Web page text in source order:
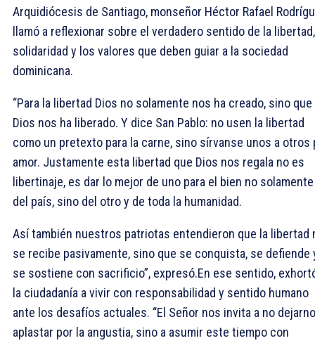
Arquidiócesis de Santiago, monseñor Héctor Rafael
llamó a reflexionar sobre el verdadero sentido de la
solidaridad y los valores que deben guiar a la sociedad
dominicana.
“Para la libertad Dios no solamente nos ha creado, sino que
Dios nos ha liberado. Y dice San Pablo: no usen la libertad
como un pretexto para la carne, sino sírvanse unos a otros
amor. Justamente esta libertad que Dios nos regala no es
libertinaje, es dar lo mejor de uno para el bien no solamente
del país, sino del otro y de toda la humanidad.
Así también nuestros patriotas entendieron que la libertad
se recibe pasivamente, sino que se conquista, se defiende
se sostiene con sacrificio”, expresó.En ese sentido,
la ciudadanía a vivir con responsabilidad y sentido humano
ante los desafíos actuales. “El Señor nos invita a no
aplastar por la angustia, sino a asumir este tiempo con